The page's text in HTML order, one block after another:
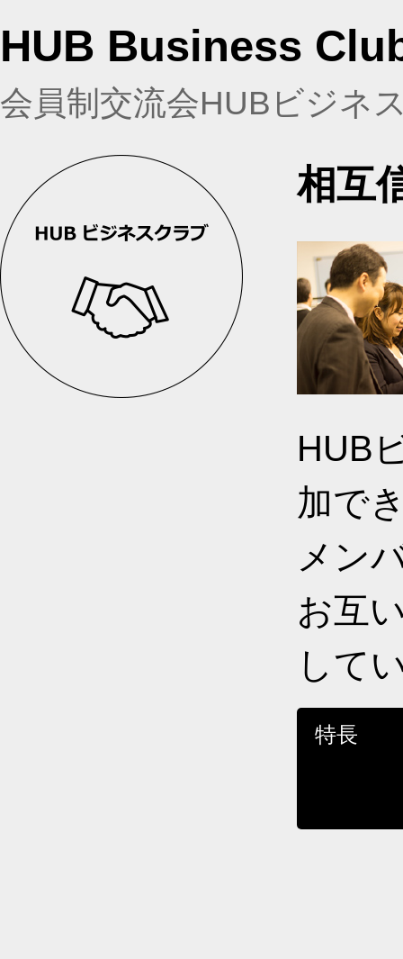
HUB Business
会員制交流会HUBビジネ
相互
HUB
加で
メン
お互
して
特長